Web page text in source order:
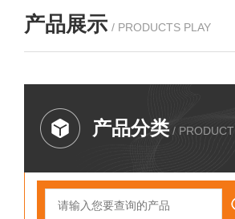
产品展示 / PRODUCTS PLAY
产品分类 / PRODUCT